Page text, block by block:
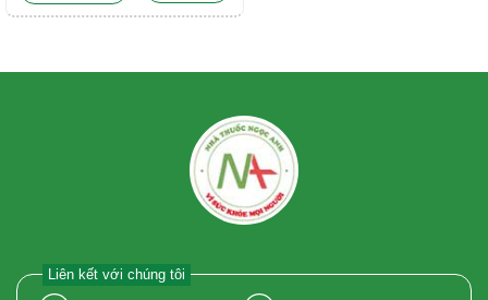
Liên kết với chúng tôi